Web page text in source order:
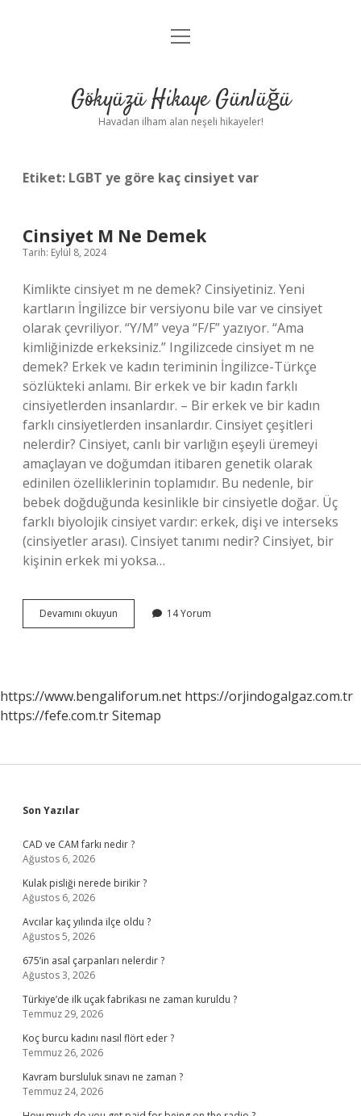
Anasayfa
Yasal Uyarı
menüyü
Gökyüzü Hikaye Günlüğü
Havadan ilham alan neşeli hikayeler!
Etiket: LGBT ye göre kaç cinsiyet var
Cinsiyet M Ne Demek
Tarih: Eylül 8, 2024
Kimlikte cinsiyet m ne demek? Cinsiyetiniz. Yeni
kartların İngilizce bir versiyonu bile var ve cinsiyet
olarak çevriliyor. “Y/M” veya “F/F” yazıyor. “Ama
kimliğinizde erkeksiniz.” Ingilizcede cinsiyet m ne
demek? Erkek ve kadın teriminin İngilizce-Türkçe
sözlükteki anlamı. Bir erkek ve bir kadın farklı
cinsiyetlerden insanlardır. – Bir erkek ve bir kadın
farklı cinsiyetlerden insanlardır. Cinsiyet çeşitleri
nelerdir? Cinsiyet, canlı bir varlığın eşeyli üremeyi
amaçlayan ve doğumdan itibaren genetik olarak
edinilen özelliklerinin toplamıdır. Bu nedenle, bir
bebek doğduğunda kesinlikle bir cinsiyetle doğar. Üç
farklı biyolojik cinsiyet vardır: erkek, dişi ve interseks
(cinsiyetler arası). Cinsiyet tanımı nedir? Cinsiyet, bir
kişinin erkek mi yoksa…
Devamını okuyun
M
14 Yorum
https://www.bengaliforum.net https://orjindogalgaz.com.tr
https://fefe.com.trSitemap
Sidebar
Son Yazılar
CAD ve CAM farkı nedir ?
Ağustos 6, 2026
Kulak pisliği nerede birikir ?
Ağustos 6, 2026
Avcılar kaç yılında ilçe oldu ?
Ağustos 5, 2026
675’in asal çarpanları nelerdir ?
Ağustos 3, 2026
Türkiye’de ilk uçak fabrikası ne zaman kuruldu ?
Temmuz 29, 2026
Koç burcu kadını nasıl flört eder ?
Temmuz 26, 2026
Kavram bursluluk sınavı ne zaman ?
Temmuz 24, 2026